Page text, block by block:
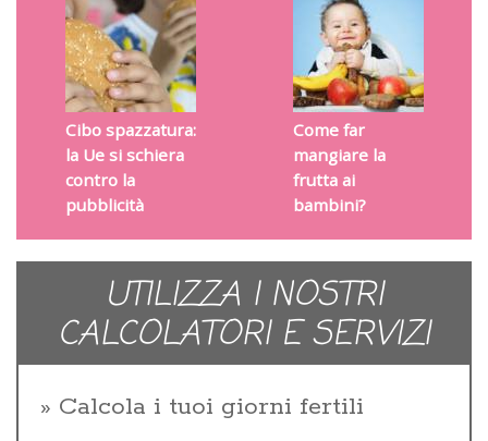
Cibo spazzatura:
la Ue si schiera
contro la
pubblicità
Come far
mangiare la
frutta ai
bambini?
UTILIZZA I NOSTRI
CALCOLATORI E SERVIZI
Calcola i tuoi giorni fertili